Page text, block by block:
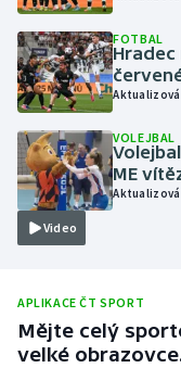
Motorsport
Olympijské hry
Plavání
Plážový volejbal
Rychlobruslení
FOTBAL
Video
VOLEJBAL
ME
APLIKACE ČT SPORT
Mějte celý
velké